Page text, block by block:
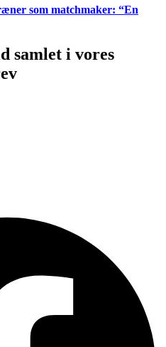
som matchmaker: “En
samlet i vores